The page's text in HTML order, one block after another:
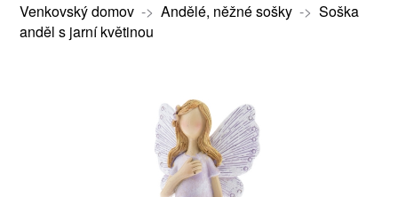
Venkovský domov-> Andělé, něžné sošky-> Soška
anděl s jarní květinou